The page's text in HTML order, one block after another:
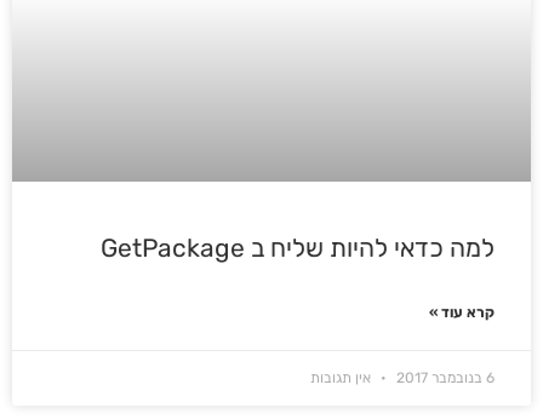
למה כדאי להיות שליח ב GetPackage
קרא עוד »
6 בנובמבר 2017 אין תגובות